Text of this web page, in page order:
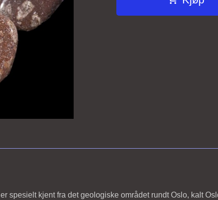
spesielt kjent fra det geologiske området rundt Oslo, kalt